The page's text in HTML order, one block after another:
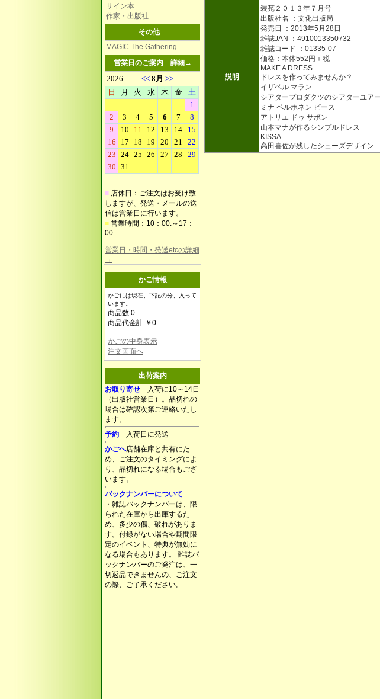
サイン本
作家・出版社
その他
MAGIC The Gathering
営業日のご案内 詳細→
■ 店休日：ご注文はお受け致
しますが、発送・メールの送
信は営業日に行います。
■ 営業時間：10：00.～17：
00
営業日・時間・発送etcの詳細
→
かご情報
かごには現在、下記の分、入って
います。
商品数 0
商品代金計 ￥0
かごの中身表示
注文画面へ
出荷案内
お取り寄せ 入荷に10～14日
（出版社営業日）。品切れの
場合は確認次第ご連絡いたし
ます。
予約 入荷日に発送
かごへ店舗在庫と共有にた
め、ご注文のタイミングによ
り、品切れになる場合もござ
います。
バックナンバーについて
・雑誌バックナンバーは、限
られた在庫から出庫するた
め、多少の傷、破れがありま
す。付録がない場合や期間限
定のイベント、特典が無効に
なる場合もあります。 雑誌バ
ックナンバーのご発注は、一
切返品できませんの、ご注文
の際、ご了承ください。
説明
装苑２０１３年７月号
出版社名 ：文化出版局
発売日 ：2013年5月28日
雑誌JAN ：4910013350732
雑誌コード ：01335-07
価格：本体552円＋税
MAKE A DRESS
ドレスを作ってみませんか？
イザベル マラン
シアタープロダクツのシアターユア
ミナ ペルホネン ピース
アトリエ ドゥ サボン
山本マナが作るシンプルドレス
KISSA
高田喜佐が残したシューズデザイン